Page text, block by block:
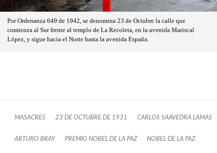
Por Ordenanza 649 de 1942, se denomina 23 de Octubre la calle que
comienza al Sur frente al templo de La Recoleta, en la avenida Mariscal
López, y sigue hacia el Norte hasta la avenida España.
MASACRES 23 DE OCTUBRE DE 1931 CARLOS SAAVEDRA LAMAS
ARTURO BRAY PREMIO NOBEL DE LA PAZ NOBEL DE LA PAZ